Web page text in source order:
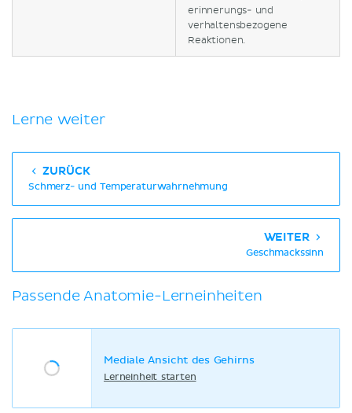
erinnerungs- und
verhaltensbezogene
Reaktionen.
Lerne weiter
ZURÜCK
Schmerz- und Temperaturwahrnehmung
WEITER
Geschmackssinn
Passende Anatomie-Lerneinheiten
Mediale Ansicht des Gehirns
Lerneinheit starten